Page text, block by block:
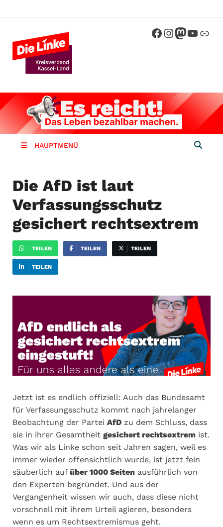
Land
HAUPTMENÜ
Die AfD ist laut
Verfassungsschutz
gesichert rechtsextrem
TEILEN TEILEN TEILEN
TEILEN
Jetzt ist es endlich offiziell: Auch das Bundesamt
für Verfassungsschutz kommt nach jahrelanger
Beobachtung der Partei AfD zu dem Schluss, dass
sie in ihrer Gesamtheit gesichert rechtsextrem ist.
Was wir als Linke schon seit Jahren sagen, weil es
immer wieder offensichtlich wurde, ist jetzt fein
säuberlich auf über 1000 Seiten ausführlich von
den Experten begründet. Und aus der
Vergangenheit wissen wir auch, dass diese nicht
vorschnell mit ihrem Urteil agieren, besonders
wenn es um Rechtsextremismus geht.